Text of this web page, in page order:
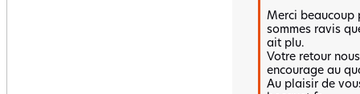
Merci beaucoup
sommes ravis
ait plu.
Votre retour
encourage au
Au plaisir de